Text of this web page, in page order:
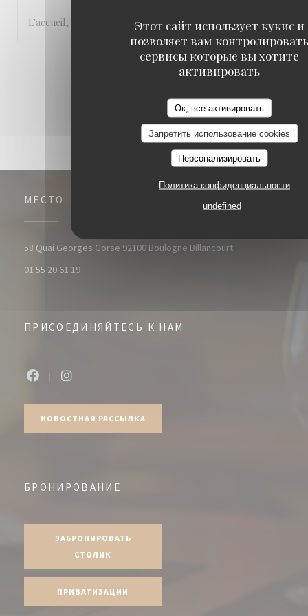
Этот сайт использует кукис и
позволяет вам
сервисы которые вы хотите
активировать
Ок, все активировать
Запретить использование cookies
Персонализировать
Политика конфиденциальности
undefined
L’accueil, le cadre et la cuisine.
2 3
МЕСТО
58 Quai Georges Gorse 92100 Boulogne Billancourt((открывается в
01 55 20 61 19
ПРИСОЕДИНЯЙТЕСЬ К НАМ
НОВОСТНАЯ РАССЫЛКА
БРОНИРОВАНИЕ
ЗАБРОНИРОВАТЬ
СТОЛИК
ПРИВАТИЗАЦИИ